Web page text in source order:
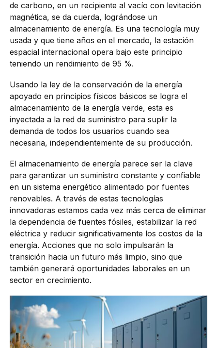
de carbono, en un recipiente al vacío con levitación
magnética, se da cuerda, lográndose un
almacenamiento de energía. Es una tecnología muy
usada y que tiene años en el mercado, la estación
espacial internacional opera bajo este principio
teniendo un rendimiento de 95 %.
Usando la ley de la conservación de la energía
apoyado en principios físicos básicos se logra el
almacenamiento de la energía verde, esta es
inyectada a la red de suministro para suplir la
demanda de todos los usuarios cuando sea
necesaria, independientemente de su producción.
El almacenamiento de energía parece ser la clave
para garantizar un suministro constante y confiable
en un sistema energético alimentado por fuentes
renovables. A través de estas tecnologías
innovadoras estamos cada vez más cerca de eliminar
la dependencia de fuentes fósiles, estabilizar la red
eléctrica y reducir significativamente los costos de la
energía. Acciones que no solo impulsarán la
transición hacia un futuro más limpio, sino que
también generará oportunidades laborales en un
sector en crecimiento.